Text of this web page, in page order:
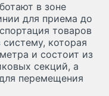
в зоне
для приема до
товаров
которая
и состоит из
секций, а
перемещения